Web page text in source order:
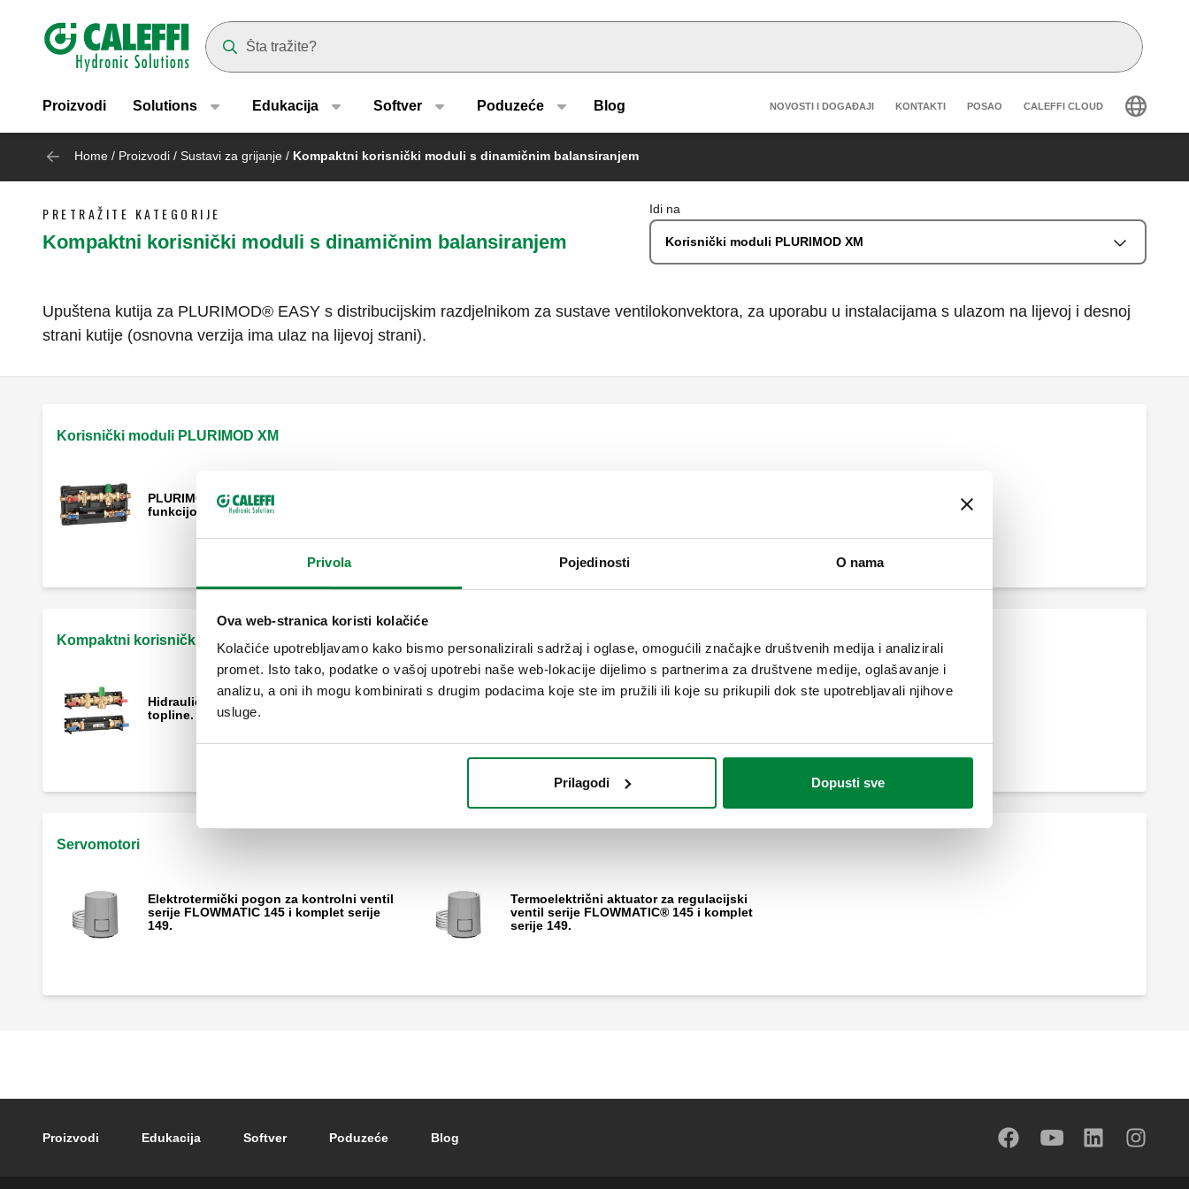
Privola Pojedinosti O nama
Ova web-stranica koristi kolačiće
Kolačiće upotrebljavamo kako bismo personalizirali sadržaj i oglase, omogućili značajke društvenih medija i analizirali
promet. Isto tako, podatke o vašoj upotrebi naše web-lokacije dijelimo s partnerima za društvene medije, oglašavanje i
analizu, a oni ih mogu kombinirati s drugim podacima koje ste im pružili ili koje su prikupili dok ste upotrebljavali njihove
usluge.
Prilagodi Dopusti sve
Header main navigation
Proizvodi Solutions Edukacija Softver Poduzeće Blog Header secondary navigation
NOVOSTI I DOGAĐAJI KONTAKTI POSAO CALEFFI CLOUD
Home / Proizvodi / Sustavi za grijanje / Kompaktni korisnički moduli s dinamičnim balansiranjem
PRETRAŽITE KATEGORIJE
Kompaktni korisnički moduli s dinamičnim balansiranjem
Idi na
Korisnički moduli PLURIMOD XM
Upuštena kutija za PLURIMOD® EASY s distribucijskim razdjelnikom za sustave ventilokonvektora, za uporabu u instalacijama s ulazom na lijevoj i desnoj
strani kutije (osnovna verzija ima ulaz na lijevoj strani).
Korisnički moduli PLURIMOD XM
PLURIMOD XM, Korisnički modul s
funkcijom samostalnog balansiranja.
Kompaktni korisnički moduli s automatskom kontrolom stope protoka
Hidraulički modul opremljen za mjerenje
topline.
Servomotori
Elektrotermički pogon za kontrolni ventil
serije FLOWMATIC 145 i komplet serije
149.
Termoelektrični aktuator za regulacijski
ventil serije FLOWMATIC® 145 i komplet
serije 149.
Footer main navigation
Proizvodi Edukacija Softver Poduzeće Blog